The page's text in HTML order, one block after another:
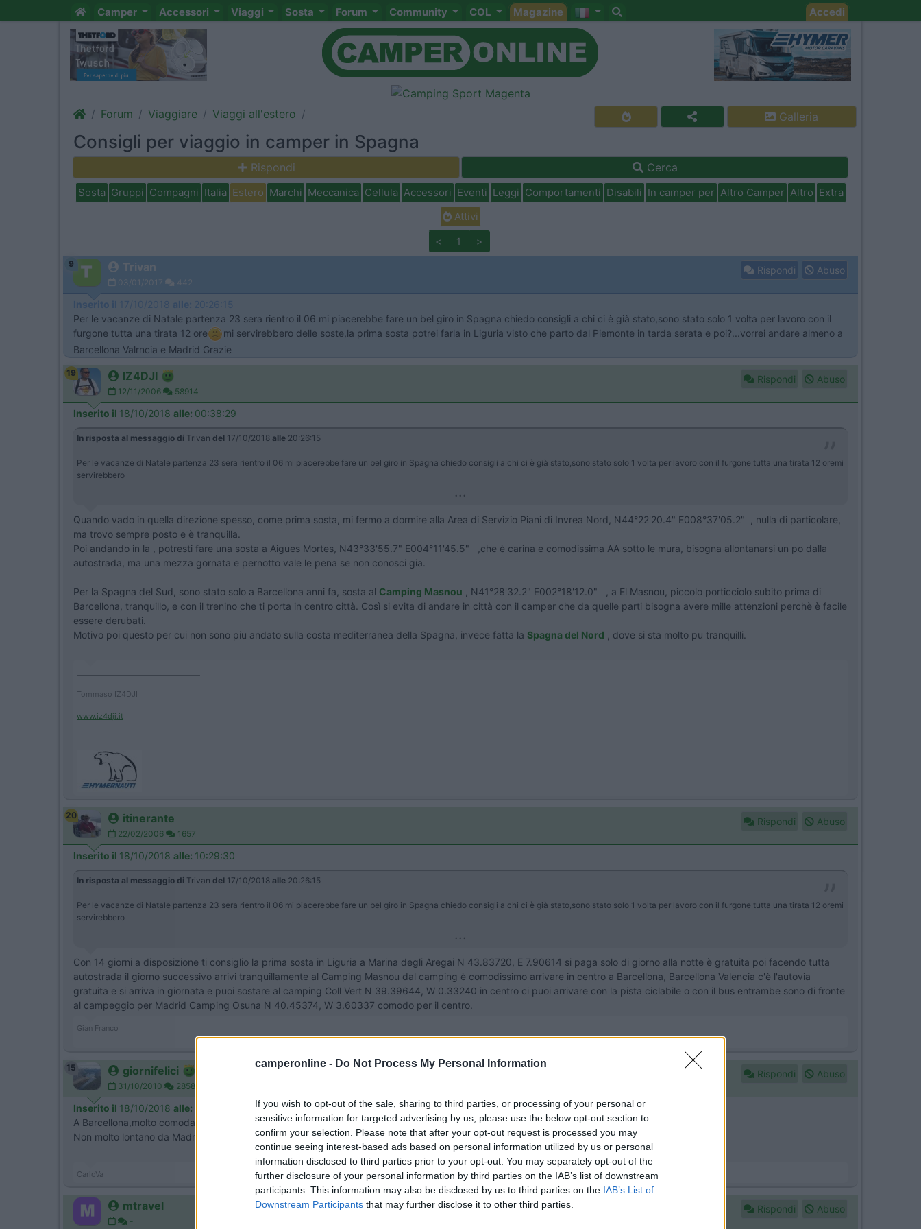
camperonline - Do Not Process My Personal Information
If you wish to opt-out of the sale, sharing to third parties, or processing of your personal or
sensitive information for targeted advertising by us, please use the below opt-out section to
confirm your selection. Please note that after your opt-out request is processed you may
continue seeing interest-based ads based on personal information utilized by us or personal
information disclosed to third parties prior to your opt-out. You may separately opt-out of the
further disclosure of your personal information by third parties on the IAB’s list of downstream
participants. This information may also be disclosed by us to third parties on the IAB’s List of
Downstream Participants that may further disclose it to other third parties.
Camper Accessori Viaggi Sosta Forum Community COL Magazine Accedi
Forum Viaggiare Viaggi all'estero Galleria
Consigli per viaggio in camper in Spagna
Rispondi Cerca
Sosta Gruppi Compagni Italia Estero Marchi Meccanica Cellula Accessori Eventi Leggi Comportamenti Disabili In camper per Altro Camper Altro Extra
Attivi
< 1 >
9 Trivan
03/01/2017 442
Rispondi Abuso
Inserito il 17/10/2018 alle: 20:26:15
Per le vacanze di Natale partenza 23 sera rientro il 06 mi piacerebbe fare un bel giro in Spagna chiedo consigli a chi ci è già stato,sono stato solo 1 volta per lavoro con il
furgone tutta una tirata 12 ore
mi servirebbero delle soste,la prima sosta potrei farla in Liguria visto che parto dal Piemonte in tarda serata e poi?...vorrei andare almeno a
Barcellona Valrncia e Madrid Grazie
19 IZ4DJI
12/11/2006 58914
Rispondi Abuso
Inserito il 18/10/2018 alle: 00:38:29
In risposta al messaggio di Trivan del 17/10/2018 alle 20:26:15
Per le vacanze di Natale partenza 23 sera rientro il 06 mi piacerebbe fare un bel giro in Spagna chiedo consigli a chi ci è già stato,sono stato solo 1 volta per lavoro con il furgone tutta una tirata 12 oremi
servirebbero
...
Quando vado in quella direzione spesso, come prima sosta, mi fermo a dormire alla Area di Servizio Piani di Invrea Nord, N44°22'20.4" E008°37'05.2" , nulla di particolare,
ma trovo sempre posto e è tranquilla.
Poi andando in la , potresti fare una sosta a Aigues Mortes, N43°33'55.7" E004°11'45.5" ,che è carina e comodissima AA sotto le mura, bisogna allontanarsi un po dalla
autostrada, ma una mezza gornata e pernotto vale le pena se non conosci gia.
Per la Spagna del Sud, sono stato solo a Barcellona anni fa, sosta al Camping Masnou
, N41°28'32.2" E002°18'12.0" , a El Masnou, piccolo porticciolo subito prima di
Barcellona, tranquillo, e con il trenino che ti porta in centro città. Così si evita di andare in città con il camper che da quelle parti bisogna avere mille attenzioni perchè è facile
essere derubati.
Motivo poi questo per cui non sono piu andato sulla costa mediterranea della Spagna, invece fatta la Spagna del Nord , dove si sta molto pu tranquilli.
Tommaso IZ4DJI
www.iz4dji.it
20 itinerante
22/02/2006 1657
Rispondi Abuso
Inserito il 18/10/2018 alle: 10:29:30
In risposta al messaggio di Trivan del 17/10/2018 alle 20:26:15
Per le vacanze di Natale partenza 23 sera rientro il 06 mi piacerebbe fare un bel giro in Spagna chiedo consigli a chi ci è già stato,sono stato solo 1 volta per lavoro con il furgone tutta una tirata 12 oremi
servirebbero
...
Con 14 giorni a disposizione ti consiglio la prima sosta in Liguria a Marina degli Aregai N 43.83720, E 7.90614 si paga solo di giorno alla notte è gratuita poi facendo tutta
autostrada il giorno successivo arrivi tranquillamente al Camping Masnou dal camping è comodissimo arrivare in centro a Barcellona, Barcellona Valencia c'è l'autovia
gratuita e si arriva in giornata e puoi sostare al camping Coll Vert N 39.39644, W 0.33240 in centro ci puoi arrivare con la pista ciclabile o con il bus entrambe sono di fronte
al campeggio per Madrid Camping Osuna N 40.45374, W 3.60337 comodo per il centro.
Gian Franco
15 giornifelici
31/10/2010 2858
Rispondi Abuso
Inserito il 18/10/2018 alle:
A Barcellona,molto comoda è l'area di sosta Città Stop,vicino alla fermata della metro!
Non molto lontano da Madrid,potresti visitare Avila,Toledo,Segovia.
CarloVa
mtravel
-
Rispondi Abuso